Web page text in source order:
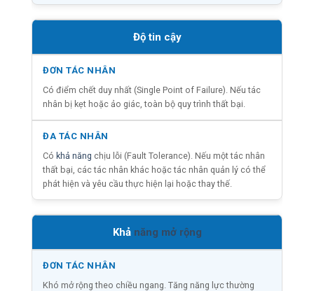
Độ tin cậy
Có điểm chết duy nhất (Single Point of Failure). Nếu tác
nhân bị kẹt hoặc ảo giác, toàn bộ quy trình thất bại.
Có khả năng chịu lỗi (Fault Tolerance). Nếu một tác nhân
thất bại, các tác nhân khác hoặc tác nhân quản lý có thể
phát hiện và yêu cầu thực hiện lại hoặc thay thế.
Khả năng mở rộng
Khó mở rộng theo chiều ngang. Tăng năng lực thường